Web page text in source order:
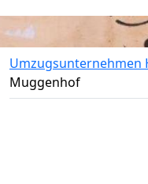
Umzugsunternehmen
Muggenhof